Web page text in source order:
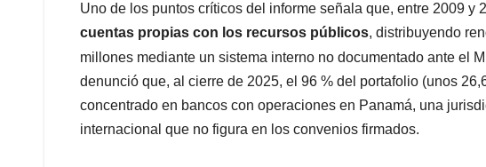
Uno de los puntos críticos del informe señala que, entre 2009 y
cuentas propias con los recursos públicos, distribuyendo
millones mediante un sistema interno no documentado ante el
denunció que, al cierre de 2025, el 96 % del portafolio (unos
concentrado en bancos con operaciones en Panamá, una
internacional que no figura en los convenios firmados.